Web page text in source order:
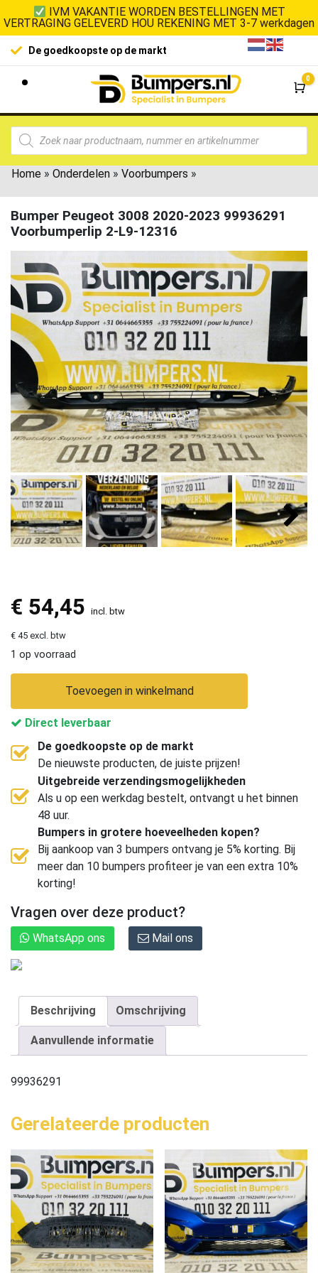
IVM VAKANTIE WORDEN BESTELLINGEN MET
VERTRAGING GELEVERD HOU REKENING MET 3-7 werkdagen
De goedkoopste op de markt
0
Home » Onderdelen » Voorbumpers »
Bumper Peugeot 3008 2020-2023 99936291
Voorbumperlip 2-L9-12316
€ 54,45 incl. btw
€ 45 excl. btw
1 op voorraad
Toevoegen in winkelmand
Direct leverbaar
De goedkoopste op de markt
De nieuwste producten, de juiste prijzen!
Uitgebreide verzendingsmogelijkheden
Als u op een werkdag bestelt, ontvangt u het binnen
48 uur.
Bumpers in grotere hoeveelheden kopen?
Bij aankoop van 3 bumpers ontvang je 5% korting. Bij
meer dan 10 bumpers profiteer je van een extra 10%
korting!
Vragen over deze product?
WhatsApp ons Mail ons
Beschrijving Omschrijving
Aanvullende informatie
99936291
Gerelateerde producten